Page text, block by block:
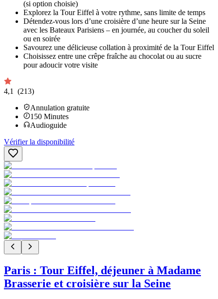
(si option choisie)
Explorez la Tour Eiffel à votre rythme, sans limite de temps
Détendez-vous lors d’une croisière d’une heure sur la Seine
avec les Bateaux Parisiens – en journée, au coucher du soleil
ou en soirée
Savourez une délicieuse collation à proximité de la Tour Eiffel
Choisissez entre une crêpe fraîche au chocolat ou au sucre
pour adoucir votre visite
4,1
(213)
Annulation gratuite
150 Minutes
Audioguide
Vérifier la disponibilité
Paris : Tour Eiffel, déjeuner à Madame
Brasserie et croisière sur la Seine